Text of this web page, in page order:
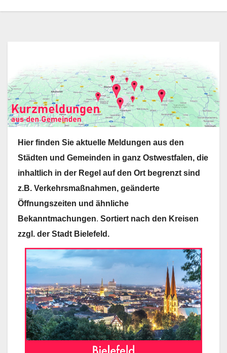
Hier finden Sie aktuelle Meldungen aus den
Städten und Gemeinden in ganz Ostwestfalen, die
inhaltlich in der Regel auf den Ort begrenzt sind
z.B. Verkehrsmaßnahmen, geänderte
Öffnungszeiten und ähnliche
Bekanntmachungen. Sortiert nach den Kreisen
zzgl. der Stadt Bielefeld.